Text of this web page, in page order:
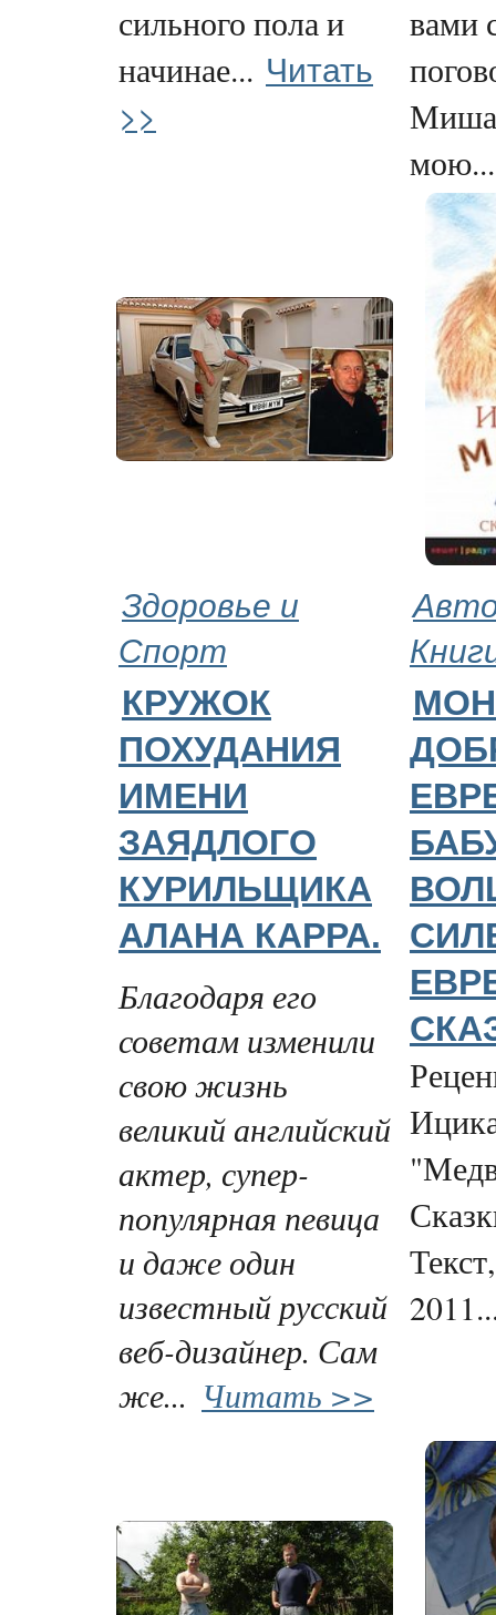
сильного пола и
начинае... Читать
>>
вами
Миша
мою...
Здоровье и
Спорт
КРУЖОК
ПОХУДАНИЯ
ИМЕНИ
ЗАЯДЛОГО
КУРИЛЬЩИКА
АЛАНА КАРРА.
Благодаря его
советам изменили
свою жизнь
великий английский
актер, супер-
популярная певица
и даже один
известный русский
веб-дизайнер. Сам
же... Читать >>